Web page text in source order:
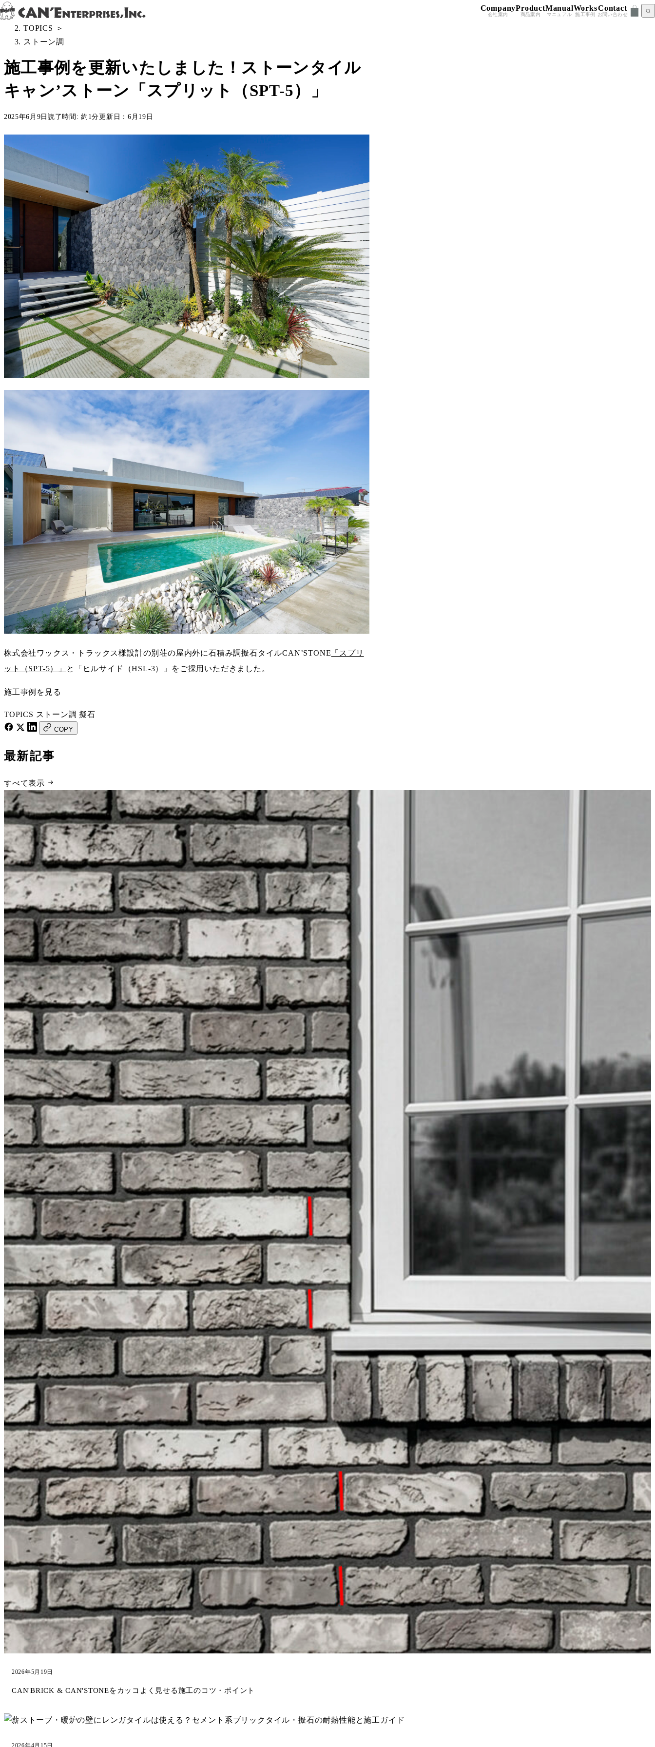
Skip to content
Company
会社案内
Product
商品案内
Manual
マニュアル
Works
施工事例
Contact
お問い合わせ
All Posts ＞
TOPICS
＞
ストーン調
施工事例を更新いたしました！ストーンタイル
キャン’ストーン「スプリット（SPT-5）」
2025年6月9日読了時間: 約1分更新日：6月19日
株式会社ワックス・トラックス様設計の別荘の屋内外に石積み調擬石タイルCAN’STONE 「スプリ
ット（SPT-5）」
と「ヒルサイド（HSL-3）」をご採用いただきました。
施工事例を見る
TOPICS ストーン調擬石
COPY
最新記事
すべて表示
2026年5月19日
CAN'BRICK & CAN'STONEをカッコよく見せる施工のコツ・ポイント
2026年4月15日